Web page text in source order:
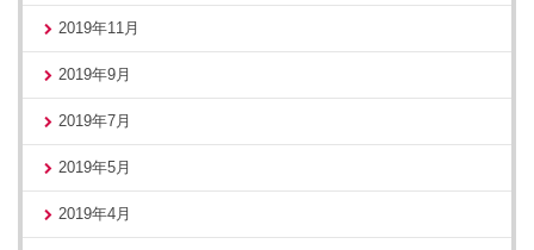
2019年11月
2019年9月
2019年7月
2019年5月
2019年4月